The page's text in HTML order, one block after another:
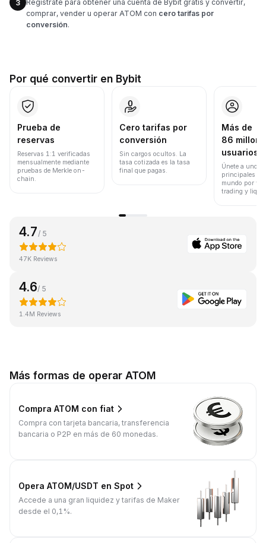
3
Regístrate para obtener una cuenta de Bybit gratis y convertir,
comprar, vender u operar ATOM con cero tarifas por
conversión.
Por qué convertir en Bybit
Prueba de
reservas
Reservas 1:1 verificadas
mensualmente mediante
pruebas de Merkle on-
chain.
Cero tarifas por
conversión
Sin cargos ocultos. La
tasa cotizada es la tasa
final que pagas.
Más de
86
usuarios
Únete a uno
principales
mundo por
trading y
4.7 / 5
47K Reviews
4.6/ 5
1.4M Reviews
Más formas de operar ATOM
Compra ATOM con fiat
Compra con tarjeta bancaria, transferencia
bancaria o P2P en más de 60 monedas.
Opera ATOM/USDT en Spot
Accede a una gran liquidez y tarifas de Maker
desde el 0,1%.